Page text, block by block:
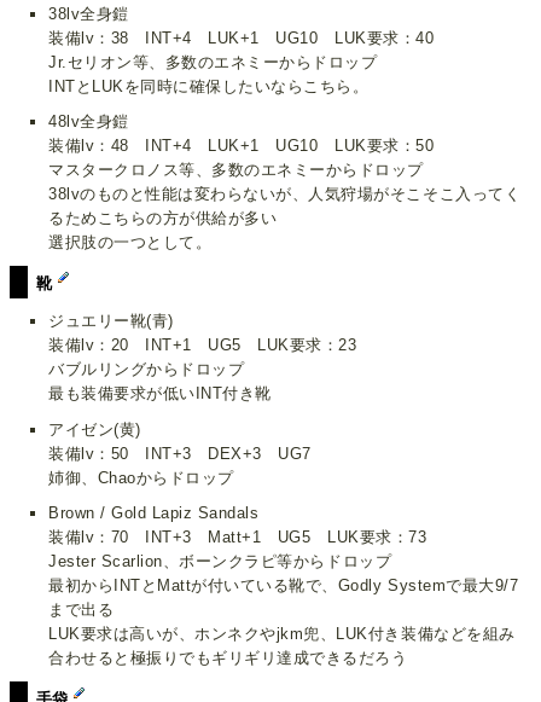
38lv全身鎧
装備lv：38 INT+4 LUK+1 UG10 LUK要求：40
Jr.セリオン等、多数のエネミーからドロップ
INTとLUKを同時に確保したいならこちら。
48lv全身鎧
装備lv：48 INT+4 LUK+1 UG10 LUK要求：50
マスタークロノス等、多数のエネミーからドロップ
38lvのものと性能は変わらないが、人気狩場がそこそこ入ってく
るためこちらの方が供給が多い
選択肢の一つとして。
靴
ジュエリー靴(青)
装備lv：20 INT+1 UG5 LUK要求：23
バブルリングからドロップ
最も装備要求が低いINT付き靴
アイゼン(黄)
装備lv：50 INT+3 DEX+3 UG7
姉御、Chaoからドロップ
Brown / Gold Lapiz Sandals
装備lv：70 INT+3 Matt+1 UG5 LUK要求：73
Jester Scarlion、ボーンクラピ等からドロップ
最初からINTとMattが付いている靴で、Godly Systemで最大9/7
まで出る
LUK要求は高いが、ホンネクやjkm兜、LUK付き装備などを組み
合わせると極振りでもギリギリ達成できるだろう